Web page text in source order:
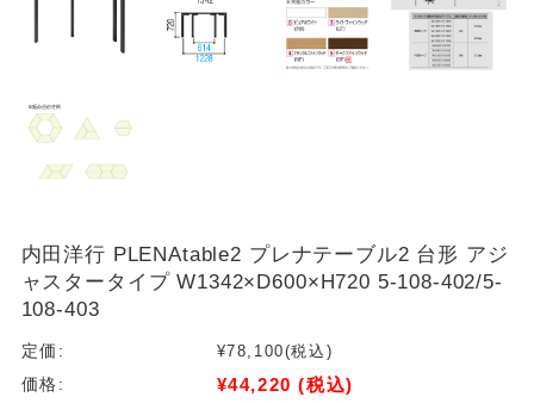
内田洋行 PLENAtable2 プレナテーブル2 台形 アジ
ャスタータイプ W1342×D600×H720 5-108-402/5-
108-403
定価: ¥78,100(税込)
価格:
¥44,220 (税込)